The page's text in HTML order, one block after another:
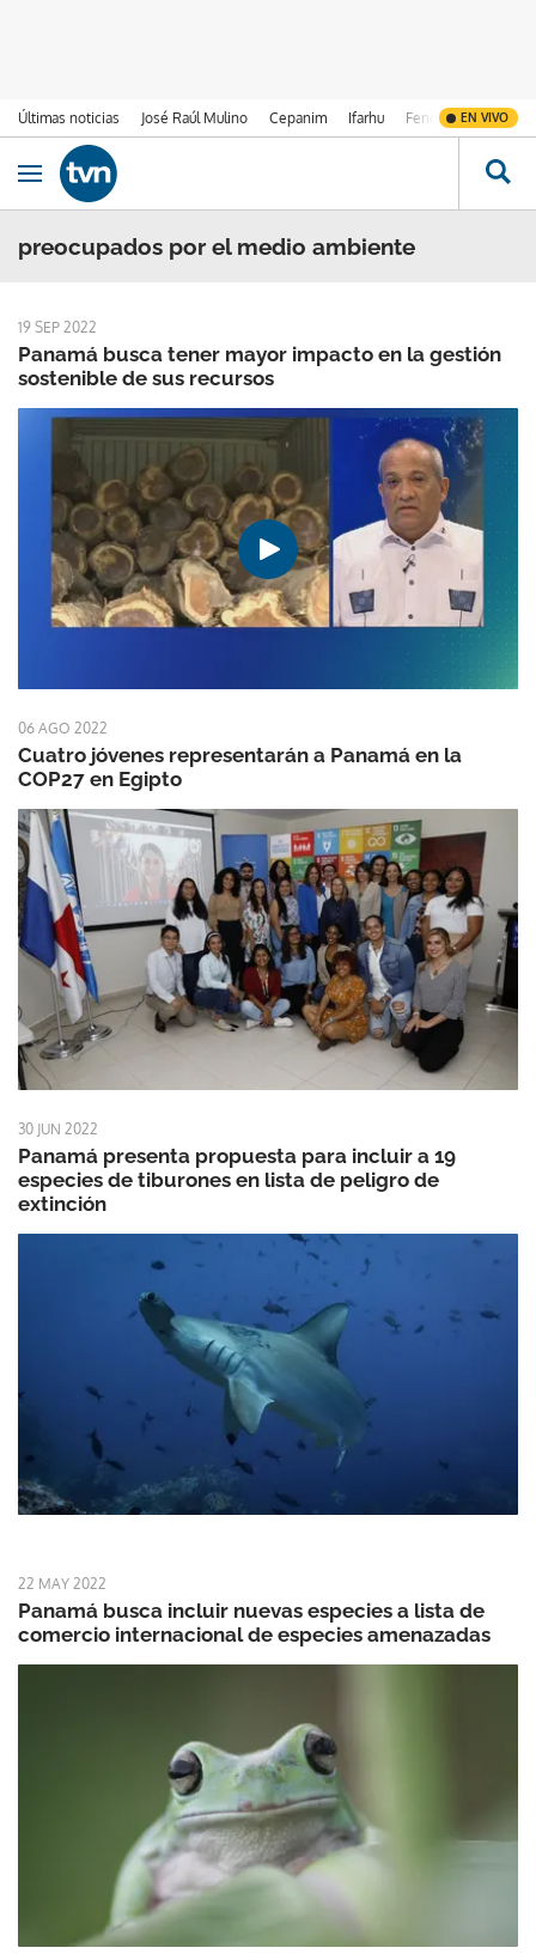
Últimas noticias José Raúl Mulino Cepanim Ifarhu Fenómeno de El
EN VIVO
Ir al contenido
Obrir navegació
preocupados por el medio ambiente
19 SEP 2022
Panamá busca tener mayor impacto en la gestión
sostenible de sus recursos
06 AGO 2022
Cuatro jóvenes representarán a Panamá en la
COP27 en Egipto
30 JUN 2022
Panamá presenta propuesta para incluir a 19
especies de tiburones en lista de peligro de
extinción
22 MAY 2022
Panamá busca incluir nuevas especies a lista de
comercio internacional de especies amenazadas